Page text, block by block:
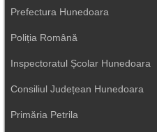
Prefectura Hunedoara
Poliția Română
Inspectoratul Școlar Hunedoara
Consiliul Județean Hunedoara
Primăria Petrila